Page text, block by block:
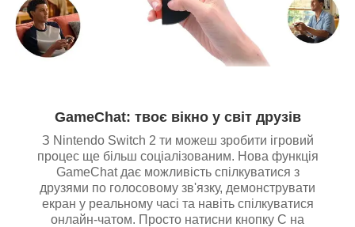
GameChat: твоє вікно у світ друзів
З Nintendo Switch 2 ти можеш зробити ігровий
процес ще більш соціалізованим. Нова функція
GameChat дає можливість спілкуватися з
друзями по голосовому зв'язку, демонструвати
екран у реальному часі та навіть спілкуватися
онлайн-чатом. Просто натисни кнопку C на